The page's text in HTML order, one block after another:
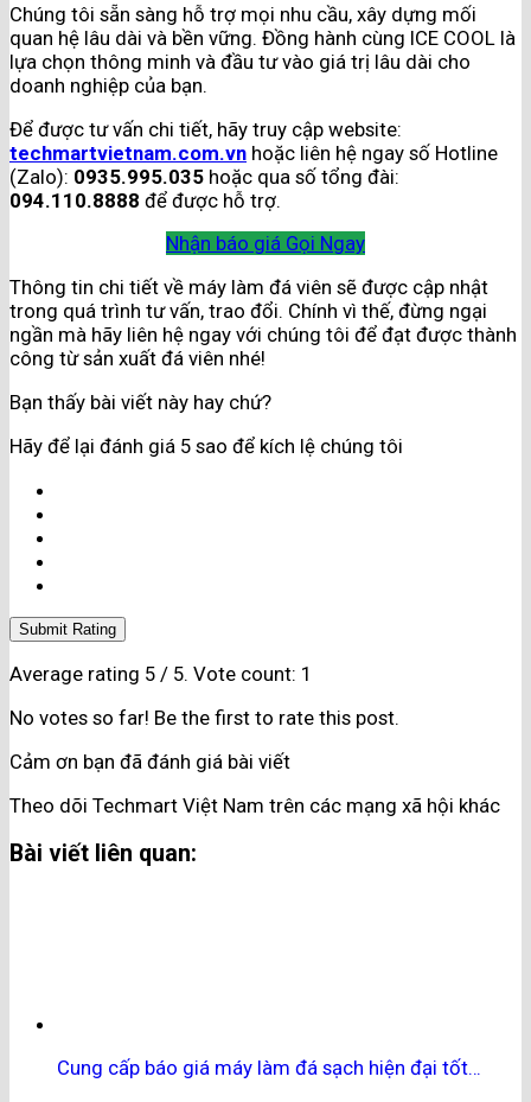
Chúng tôi sẵn sàng hỗ trợ mọi nhu cầu, xây dựng mối
quan hệ lâu dài và bền vững. Đồng hành cùng ICE COOL là
lựa chọn thông minh và đầu tư vào giá trị lâu dài cho
doanh nghiệp của bạn.
Để được tư vấn chi tiết, hãy truy cập website:
techmartvietnam.com.vn hoặc liên hệ ngay số Hotline
(Zalo): 0935.995.035 hoặc qua số tổng đài:
094.110.8888 để được hỗ trợ.
Nhận báo giá Gọi Ngay
Thông tin chi tiết về máy làm đá viên sẽ được cập nhật
trong quá trình tư vấn, trao đổi. Chính vì thế, đừng ngại
ngần mà hãy liên hệ ngay với chúng tôi để đạt được thành
công từ sản xuất đá viên nhé!
Bạn thấy bài viết này hay chứ?
Hãy để lại đánh giá 5 sao để kích lệ chúng tôi
Submit Rating
Average rating 5 / 5. Vote count: 1
No votes so far! Be the first to rate this post.
Cảm ơn bạn đã đánh giá bài viết
Theo dõi Techmart Việt Nam trên các mạng xã hội khác
Bài viết liên quan:
Cung cấp báo giá máy làm đá sạch hiện đại tốt…